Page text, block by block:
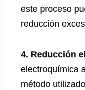
este proceso
reducción
4. Reducción
electroquímica
método